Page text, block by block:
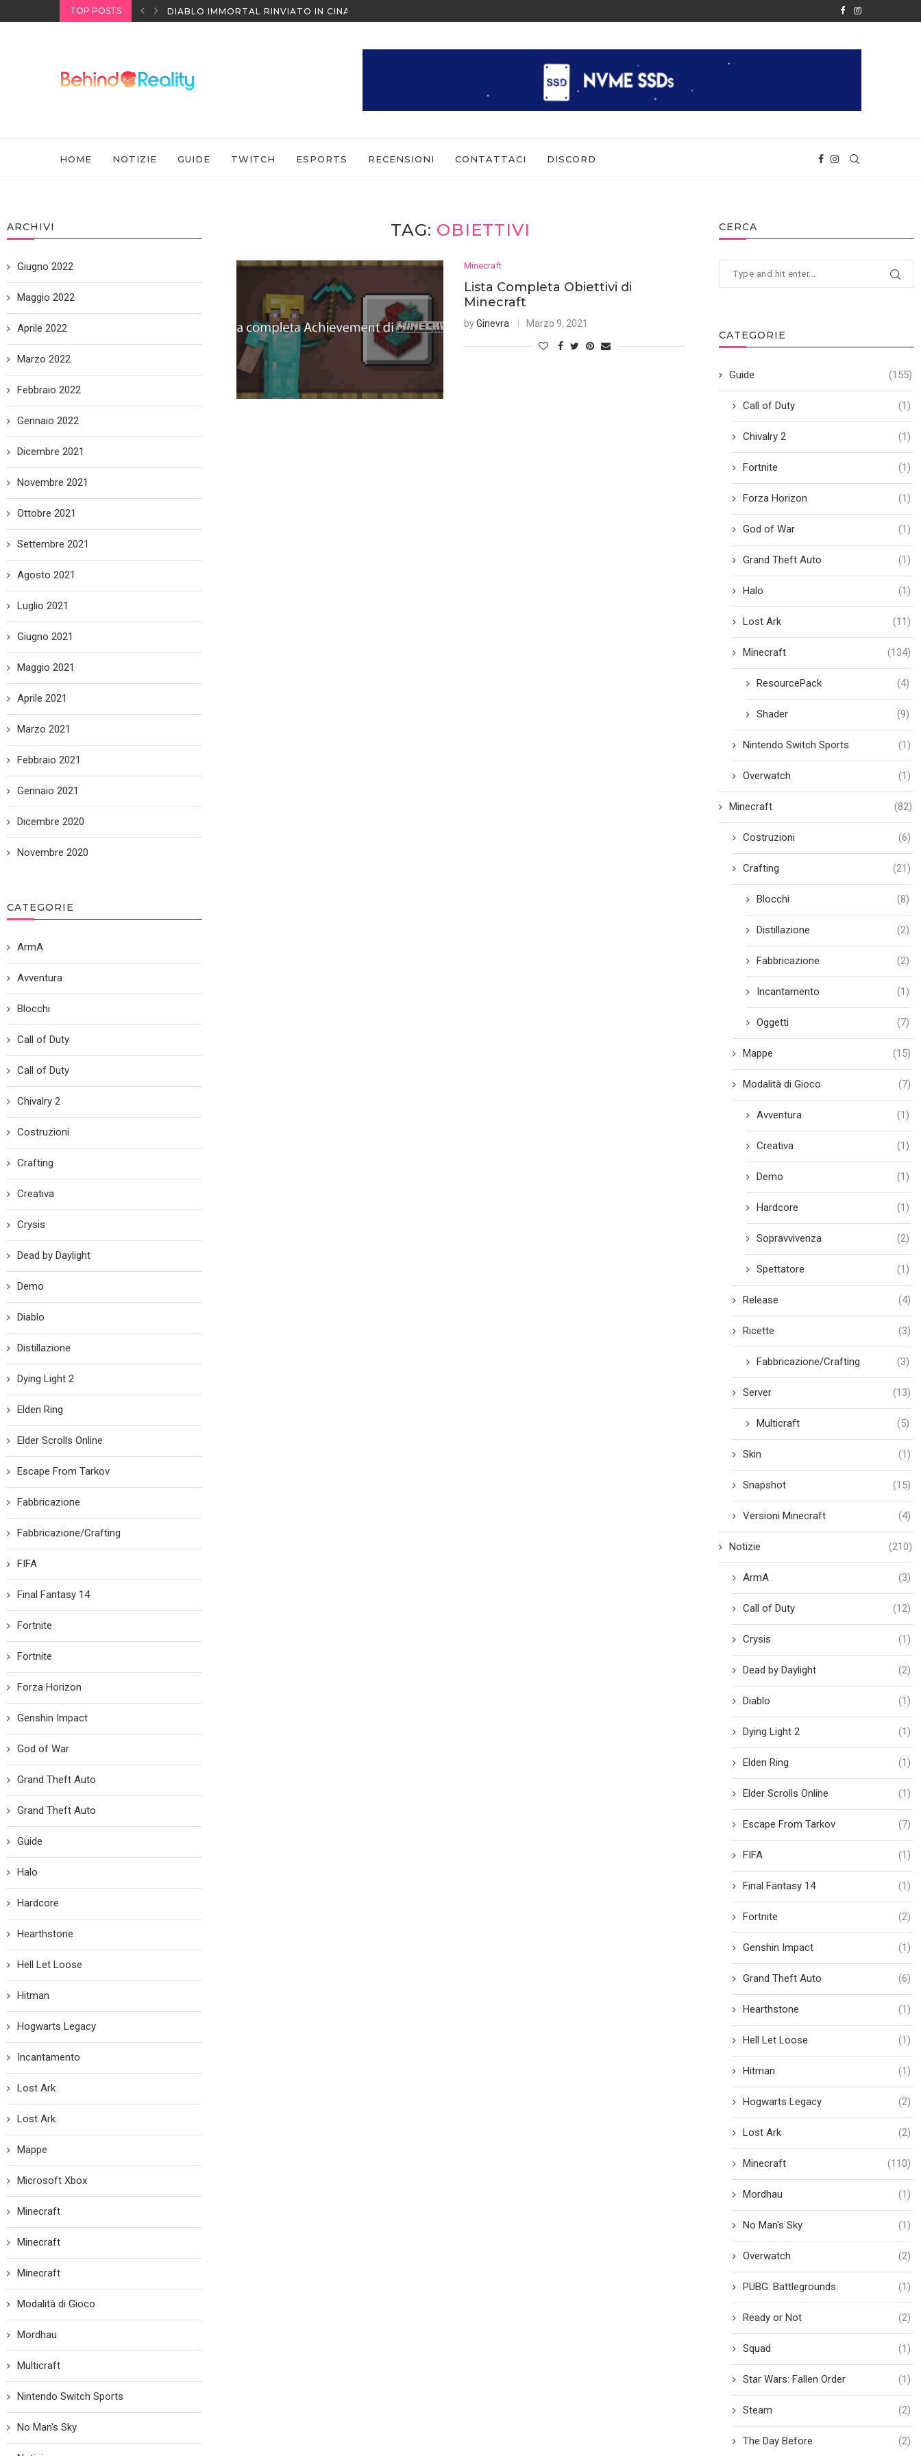
TOP POSTS
IN CINA ALL’ULTIMO MOMENTONINTENDO SWITCH SPORTS: COME GIOCARE IN MULTIPLAYER APPLE RIVELA IL CHIP M2
HOME NOTIZIE GUIDE TWITCH ESPORTS RECENSIONI CONTATTACI DISCORD
TAG: OBIETTIVI
Minecraft
Lista Completa Obiettivi di
Minecraft
byGinevra Marzo 9, 2021
CERCA
CATEGORIE
Guide (155)
Call of Duty (1)
Chivalry 2 (1)
Fortnite (1)
Forza Horizon (1)
God of War (1)
Grand Theft Auto (1)
Halo (1)
Lost Ark (11)
Minecraft (134)
ResourcePack (4)
Shader (9)
Nintendo Switch Sports (1)
Overwatch (1)
Minecraft (82)
Costruzioni (6)
Crafting (21)
Blocchi (8)
Distillazione (2)
Fabbricazione (2)
Incantamento (1)
Oggetti (7)
Mappe (15)
Modalità di Gioco (7)
Avventura (1)
Creativa (1)
Demo (1)
Hardcore (1)
Sopravvivenza (2)
Spettatore (1)
Release (4)
Ricette (3)
Fabbricazione/Crafting (3)
Server (13)
Multicraft (5)
Skin (1)
Snapshot (15)
Versioni Minecraft (4)
Notizie (210)
ArmA (3)
Call of Duty (12)
Crysis (1)
Dead by Daylight (2)
Diablo (1)
Dying Light 2 (1)
Elden Ring (1)
Elder Scrolls Online (1)
Escape From Tarkov (7)
FIFA (1)
Final Fantasy 14 (1)
Fortnite (2)
Genshin Impact (1)
Grand Theft Auto (6)
Hearthstone (1)
Hell Let Loose (1)
Hitman (1)
Hogwarts Legacy (2)
Lost Ark (2)
Minecraft (110)
Mordhau (1)
No Man's Sky (1)
Overwatch (2)
PUBG: Battlegrounds (1)
Ready or Not (2)
Squad (1)
Star Wars: Fallen Order (1)
Steam (2)
The Day Before (2)
ARCHIVI
Giugno 2022
Maggio 2022
Aprile 2022
Marzo 2022
Febbraio 2022
Gennaio 2022
Dicembre 2021
Novembre 2021
Ottobre 2021
Settembre 2021
Agosto 2021
Luglio 2021
Giugno 2021
Maggio 2021
Aprile 2021
Marzo 2021
Febbraio 2021
Gennaio 2021
Dicembre 2020
Novembre 2020
CATEGORIE
ArmA
Avventura
Blocchi
Call of Duty
Call of Duty
Chivalry 2
Costruzioni
Crafting
Creativa
Crysis
Dead by Daylight
Demo
Diablo
Distillazione
Dying Light 2
Elden Ring
Elder Scrolls Online
Escape From Tarkov
Fabbricazione
Fabbricazione/Crafting
FIFA
Final Fantasy 14
Fortnite
Fortnite
Forza Horizon
Genshin Impact
God of War
Grand Theft Auto
Grand Theft Auto
Guide
Halo
Hardcore
Hearthstone
Hell Let Loose
Hitman
Hogwarts Legacy
Incantamento
Lost Ark
Lost Ark
Mappe
Microsoft Xbox
Minecraft
Minecraft
Minecraft
Modalità di Gioco
Mordhau
Multicraft
Nintendo Switch Sports
No Man's Sky